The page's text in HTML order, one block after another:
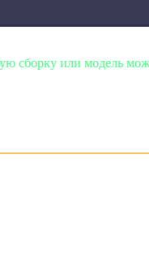
можно у нас в магазине!